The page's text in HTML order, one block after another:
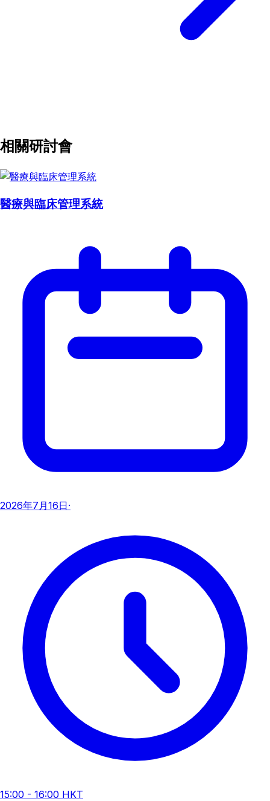
相關研討會
醫療與臨床管理系統
2026年7月16日·
15:00 - 16:00 HKT